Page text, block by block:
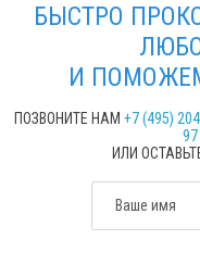
БЫСТРО
И
ПОЗВОНИТЕ НАМ +7 (495)
ИЛИ
Ваше имя